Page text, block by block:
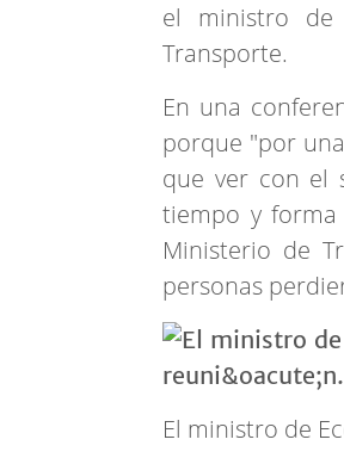
el ministro de
Transporte.
En una
porque "por
que ver con el
tiempo y
Ministerio de
personas
El ministro de